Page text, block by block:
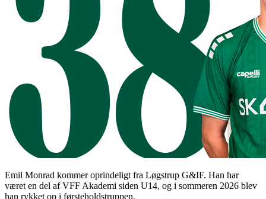
Emil Monrad kommer oprindeligt fra Løgstrup G&IF. Han har
været en del af VFF Akademi siden U14, og i sommeren 2026 blev
han rykket op i førsteholdstruppen.